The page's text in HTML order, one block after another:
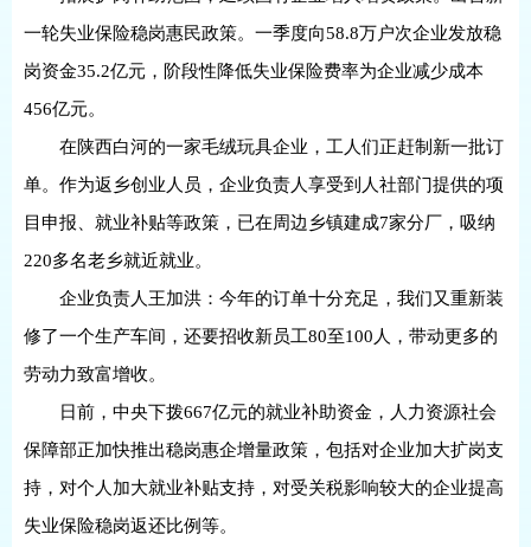
一轮失业保险稳岗惠民政策。一季度向58.8万户次企业发放稳
岗资金35.2亿元，阶段性降低失业保险费率为企业减少成本
456亿元。
在陕西白河的一家毛绒玩具企业，工人们正赶制新一批订
单。作为返乡创业人员，企业负责人享受到人社部门提供的项
目申报、就业补贴等政策，已在周边乡镇建成7家分厂，吸纳
220多名老乡就近就业。
企业负责人王加洪：今年的订单十分充足，我们又重新装
修了一个生产车间，还要招收新员工80至100人，带动更多的
劳动力致富增收。
日前，中央下拨667亿元的就业补助资金，人力资源社会
保障部正加快推出稳岗惠企增量政策，包括对企业加大扩岗支
持，对个人加大就业补贴支持，对受关税影响较大的企业提高
失业保险稳岗返还比例等。